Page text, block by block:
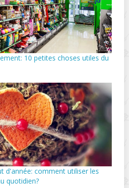
10 petites choses utiles du
d'année: comment utiliser les
quotidien?